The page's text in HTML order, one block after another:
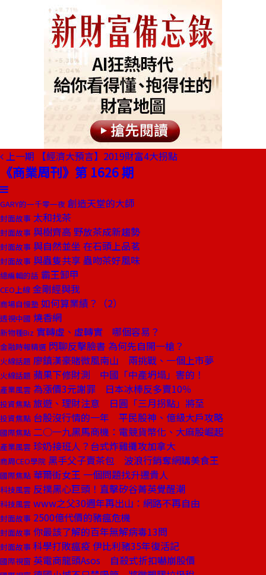
上一期 【經濟大預言】2019財富4大拐點
《商業周刊》第 1626 期
GARY的一千零一夜 創造天堂的大師
封面故事 太和找茶
封面故事 與樹齊高 野放茶成新趨勢
封面故事 與自然並坐 在石頭上品茗
封面故事 與蟲隻共享 蟲吻茶好風味
總編輯的話 霸王卸甲
CEO上線 金剛經與我
商場自慢塾 如何算業績？（2）
透視中國 燒香網
新物種Biz 實轉虛、虛轉實 哪個容易？
金融時報精選 閃聊反擊臉書 為何先自開一槍？
火線話題 廖鎮漢豪賭微風南山 兩挑戰、一個上市夢
火線話題 蘋果下修財測 中國「中產坍塌」害的！
產業風雲 為漲價3元謝罪 日本冰棒反多賣10％
投資焦點 旅遊、理財注意 日圓「三月拐點」將至
投資焦點 台股沒行情的一年 平民股神、億級大戶攻略
國際焦點 二○一九黑馬商機：電競貨幣化、大麻股崛起
產業風雲 珍奶接班人？台式炸雞攤攻加拿大
商周CEO學院 黑手父子賣茶包 波浪行銷奪網購美食王
國際焦點 華爾街女王 一個問題找升遷貴人
科技風雲 反撲黑心巨頭！直擊矽谷菁英覺醒潮
科技風雲 www之父30週年再出山：網路不再自由
封面故事 2500億代價的豬瘟危機
封面故事 你最該了解的百年無解病毒13問
封面故事 科學打敗瘟疫 伊比利豬35年復活記
國際視窗 英電商龍頭Asos 自殺式折扣嚇崩股價